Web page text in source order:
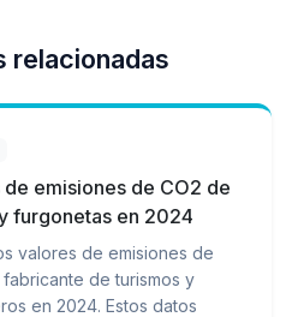
relacionadas
emisiones de CO2 de
furgonetas en 2024
valores de emisiones de
de turismos y
en 2024. Estos datos